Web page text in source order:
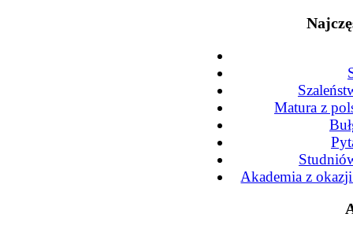
Matura z
Akademia z